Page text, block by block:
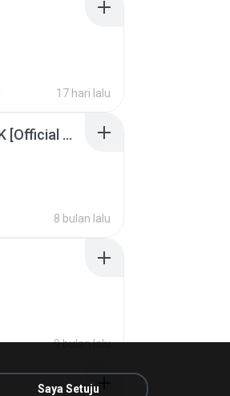
17 hari lalu
KRK - เธอทิ้งฉันไว้ Ft.N/A , HK [Official MV]
8 bulan lalu
9 bulan lalu
Saya Setuju